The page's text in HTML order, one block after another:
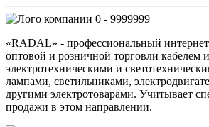
0 - 9999999
«RADAL» - профессиональный
оптовой и розничной торговли кабелем
электротехническими и
лампами, светильниками,
другими электротоварами. Учитывает
продажи в этом направлении.